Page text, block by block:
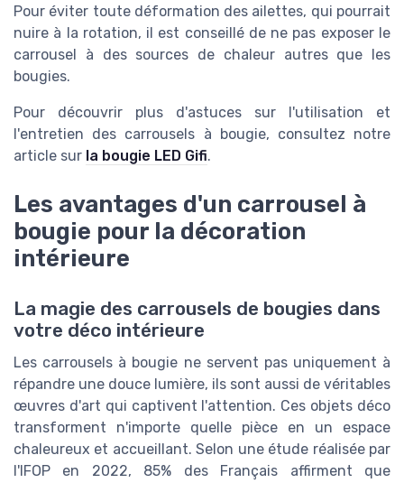
Pour éviter toute déformation des ailettes, qui pourrait
nuire à la rotation, il est conseillé de ne pas exposer le
carrousel à des sources de chaleur autres que les
bougies.
Pour découvrir plus d'astuces sur l'utilisation et
l'entretien des carrousels à bougie, consultez notre
article sur la bougie LED Gifi.
Les avantages d'un carrousel à
bougie pour la décoration
intérieure
La magie des carrousels de bougies dans
votre déco intérieure
Les carrousels à bougie ne servent pas uniquement à
répandre une douce lumière, ils sont aussi de véritables
œuvres d'art qui captivent l'attention. Ces objets déco
transforment n'importe quelle pièce en un espace
chaleureux et accueillant. Selon une étude réalisée par
l'IFOP en 2022, 85% des Français affirment que